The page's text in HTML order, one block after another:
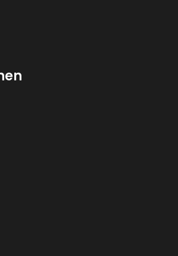
ways you would like to hear from
ein Kundenkonto eröffnen und